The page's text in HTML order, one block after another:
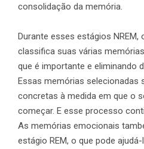
consolidação da memória.
Durante esses estágios NREM,
classifica suas várias
que é importante e eliminando
Essas memórias selecionadas
concretas à medida em que o
começar. E esse processo
As memórias emocionais
estágio REM, o que pode